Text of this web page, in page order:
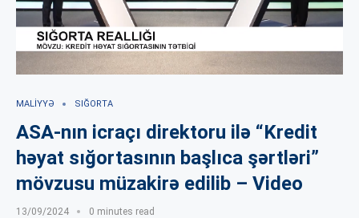
MALIYYƏ SIĞORTA
ASA-nın icraçı direktoru ilə “Kredit
həyat sığortasının başlıca şərtləri”
mövzusu müzakirə edilib – Video
13/09/2024 0 minutes read